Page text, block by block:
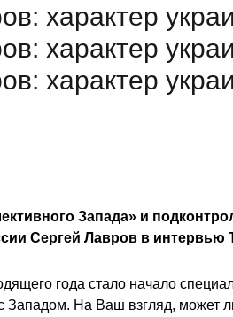
характер
характер
характер
Запада» и
Сергей Лавров в
года стало начало
На Ваш взгляд, может